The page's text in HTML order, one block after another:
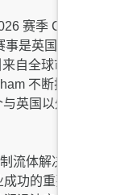
赛季 Caterham
是英国国内公认
自全球市场的车
不断扩展的国际
英国以外受众互动
流体解决方案开发
功的重要组成部